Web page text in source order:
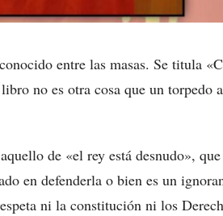
entre las masas. Se titula
no es otra cosa que un torpedo
de «el rey está desnudo»,
en defenderla o bien es un
ni la constitución ni los